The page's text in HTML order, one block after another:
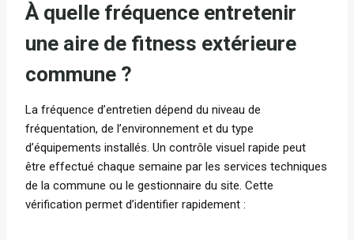
À quelle fréquence entretenir
une aire de fitness extérieure
commune ?
La fréquence d’entretien dépend du niveau de
fréquentation, de l’environnement et du type
d’équipements installés. Un contrôle visuel rapide peut
être effectué chaque semaine par les services techniques
de la commune ou le gestionnaire du site. Cette
vérification permet d’identifier rapidement :